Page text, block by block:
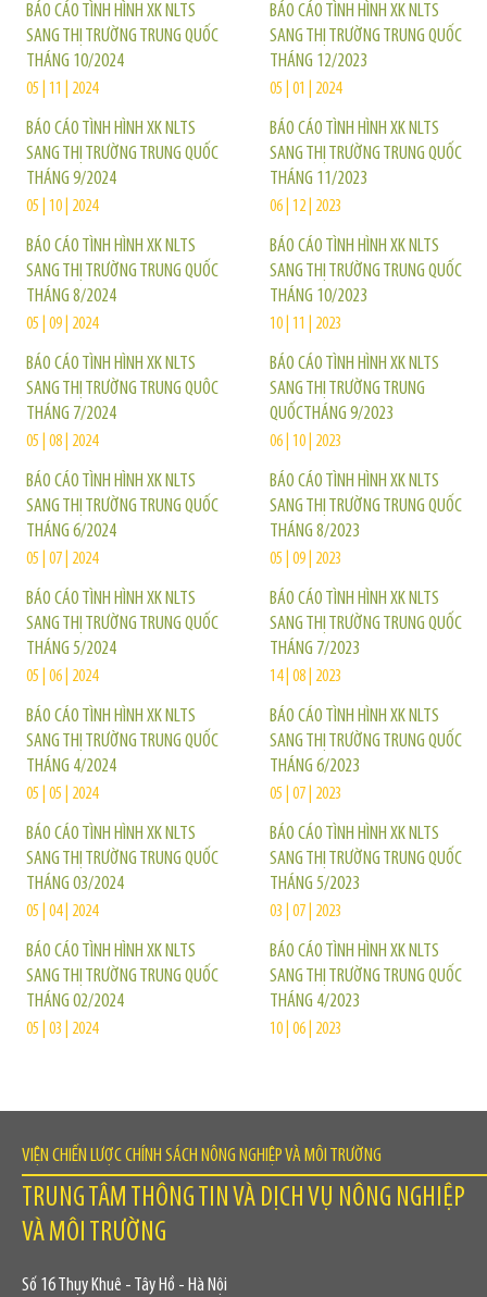
BÁO CÁO TÌNH HÌNH XK NLTS
SANG THỊ TRƯỜNG TRUNG QUỐC
THÁNG 10/2024
05 | 11 | 2024
BÁO CÁO TÌNH HÌNH XK NLTS
SANG THỊ TRƯỜNG TRUNG QUỐC
THÁNG 9/2024
05 | 10 | 2024
BÁO CÁO TÌNH HÌNH XK NLTS
SANG THỊ TRƯỜNG TRUNG QUỐC
THÁNG 8/2024
05 | 09 | 2024
BÁO CÁO TÌNH HÌNH XK NLTS
SANG THỊ TRƯỜNG TRUNG QUÔC
THÁNG 7/2024
05 | 08 | 2024
BÁO CÁO TÌNH HÌNH XK NLTS
SANG THỊ TRƯỜNG TRUNG QUỐC
THÁNG 6/2024
05 | 07 | 2024
BÁO CÁO TÌNH HÌNH XK NLTS
SANG THỊ TRƯỜNG TRUNG QUỐC
THÁNG 5/2024
05 | 06 | 2024
BÁO CÁO TÌNH HÌNH XK NLTS
SANG THỊ TRƯỜNG TRUNG QUỐC
THÁNG 4/2024
05 | 05 | 2024
BÁO CÁO TÌNH HÌNH XK NLTS
SANG THỊ TRƯỜNG TRUNG QUỐC
THÁNG 03/2024
05 | 04 | 2024
BÁO CÁO TÌNH HÌNH XK NLTS
SANG THỊ TRƯỜNG TRUNG QUỐC
THÁNG 02/2024
05 | 03 | 2024
BÁO CÁO TÌNH HÌNH XK NLTS
SANG THỊ TRƯỜNG TRUNG QUỐC
THÁNG 12/2023
05 | 01 | 2024
BÁO CÁO TÌNH HÌNH XK NLTS
SANG THỊ TRƯỜNG TRUNG QUỐC
THÁNG 11/2023
06 | 12 | 2023
BÁO CÁO TÌNH HÌNH XK NLTS
SANG THỊ TRƯỜNG TRUNG QUỐC
THÁNG 10/2023
10 | 11 | 2023
BÁO CÁO TÌNH HÌNH XK NLTS
SANG THỊ TRƯỜNG TRUNG
QUỐCTHÁNG 9/2023
06 | 10 | 2023
BÁO CÁO TÌNH HÌNH XK NLTS
SANG THỊ TRƯỜNG TRUNG QUỐC
THÁNG 8/2023
05 | 09 | 2023
BÁO CÁO TÌNH HÌNH XK NLTS
SANG THỊ TRƯỜNG TRUNG QUỐC
THÁNG 7/2023
14 | 08 | 2023
BÁO CÁO TÌNH HÌNH XK NLTS
SANG THỊ TRƯỜNG TRUNG QUỐC
THÁNG 6/2023
05 | 07 | 2023
BÁO CÁO TÌNH HÌNH XK NLTS
SANG THỊ TRƯỜNG TRUNG QUỐC
THÁNG 5/2023
03 | 07 | 2023
BÁO CÁO TÌNH HÌNH XK NLTS
SANG THỊ TRƯỜNG TRUNG QUỐC
THÁNG 4/2023
10 | 06 | 2023
VIỆN CHIẾN LƯỢC CHÍNH SÁCH NÔNG NGHIỆP VÀ MÔI TRƯỜNG
TRUNG TÂM THÔNG TIN VÀ DỊCH VỤ NÔNG NGHIỆP
VÀ MÔI TRƯỜNG
Số 16 Thụy Khuê - Tây Hồ - Hà Nội